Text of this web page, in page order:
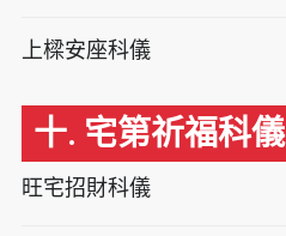
上樑安座科儀
十. 宅第祈福科儀
旺宅招財科儀